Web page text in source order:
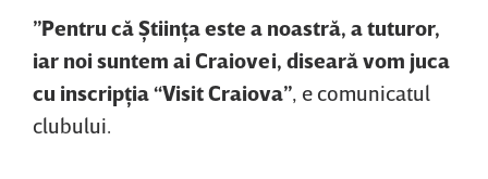
”Pentru că Ştiinţa este a noastră, a tuturor,
iar noi suntem ai Craiovei, diseară vom juca
cu inscripţia “Visit Craiova” , e comunicatul
clubului.